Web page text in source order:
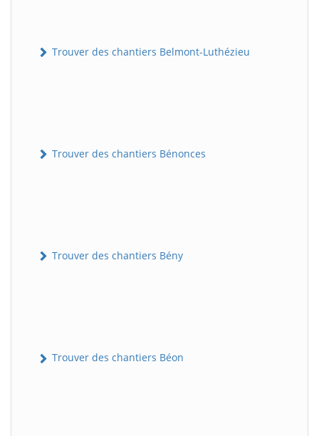
Trouver des chantiers Belmont-Luthézieu
Trouver des chantiers Bénonces
Trouver des chantiers Bény
Trouver des chantiers Béon